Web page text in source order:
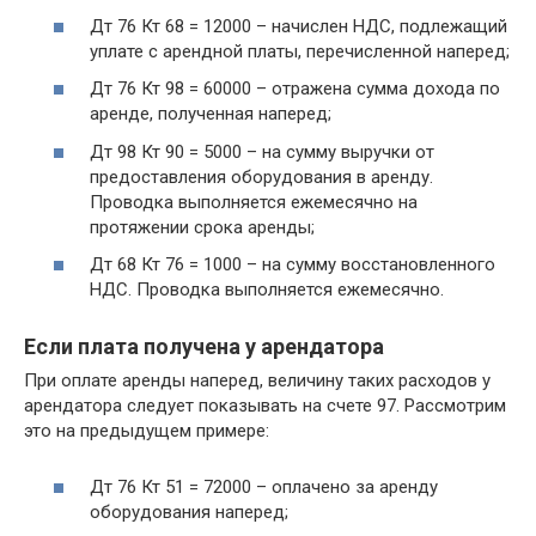
Дт 76 Кт 68 = 12000 – начислен НДС, подлежащий
уплате с арендной платы, перечисленной наперед;
Дт 76 Кт 98 = 60000 – отражена сумма дохода по
аренде, полученная наперед;
Дт 98 Кт 90 = 5000 – на сумму выручки от
предоставления оборудования в аренду.
Проводка выполняется ежемесячно на
протяжении срока аренды;
Дт 68 Кт 76 = 1000 – на сумму восстановленного
НДС. Проводка выполняется ежемесячно.
Если плата получена у арендатора
При оплате аренды наперед, величину таких расходов у
арендатора следует показывать на счете 97. Рассмотрим
это на предыдущем примере:
Дт 76 Кт 51 = 72000 – оплачено за аренду
оборудования наперед;